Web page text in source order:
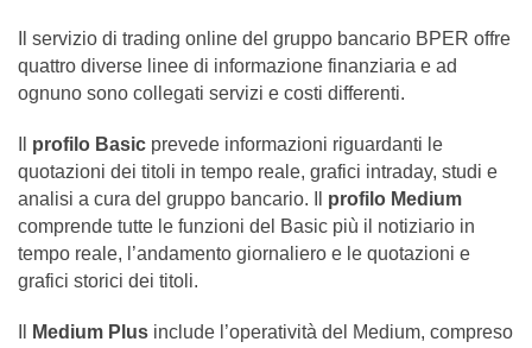
Il servizio di trading online del gruppo bancario BPER offre
quattro diverse linee di informazione finanziaria e ad
ognuno sono collegati servizi e costi differenti.
profilo Basic prevede informazioni riguardanti le
quotazioni dei titoli in tempo reale, grafici intraday, studi e
analisi a cura del gruppo bancario. Il profilo Medium
comprende tutte le funzioni del Basic più il notiziario in
tempo reale, l’andamento giornaliero e le quotazioni e
grafici storici dei titoli.
Medium Plus include l’operatività del Medium, compreso